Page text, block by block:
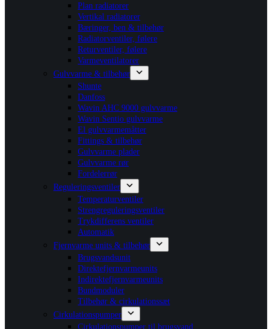
Plan radiatorer
Vertikal radiatorer
Bæringer, ben & tilbehør
Radiatorventiler, følere
Returventiler, følere
Varmeventilatorer
Gulvvarme & tilbehør
Shunte
Danfoss
Wavin AHC 9000 gulvvarme
Wavin Sentio gulvvarme
El gulvvarmemåtter
Fittings & tilbehør
Gulvvarme plader
Gulvvarme rør
Fordelerrør
Reguleringsventiler
Temperaturventiler
Strengreguleringsventiler
Trykdifferens ventiler
Automatik
Fjernvarme units & tilbehør
Brugsvandsunit
Direktefjernvarmeunits
Indirektefjernvarmeunits
Bundmoduler
Tilbehør & cirkulationssæt
Cirkulationspumper
Cirkulationspumper til brugsvand